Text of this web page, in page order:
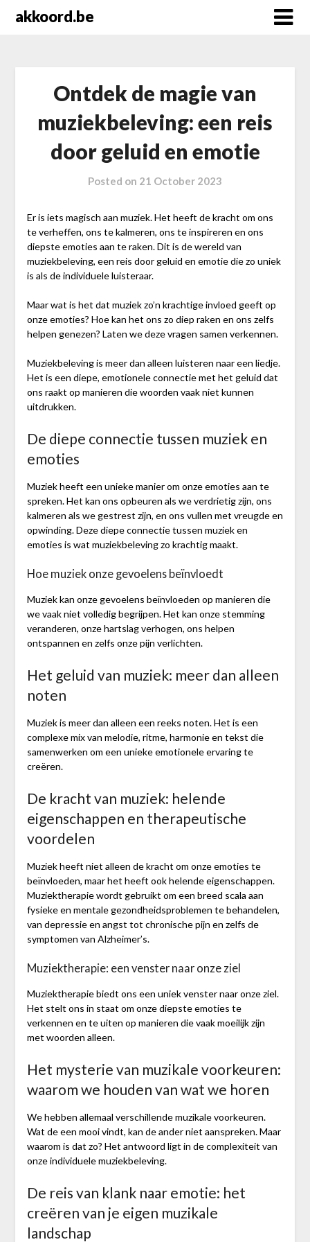
akkoord.be
Ontdek de magie van
muziekbeleving: een reis
door geluid en emotie
Posted on 21 October 2023
Er is iets magisch aan muziek. Het heeft de kracht om ons
te verheffen, ons te kalmeren, ons te inspireren en ons
diepste emoties aan te raken. Dit is de wereld van
muziekbeleving, een reis door geluid en emotie die zo uniek
is als de individuele luisteraar.
Maar wat is het dat muziek zo’n krachtige invloed geeft op
onze emoties? Hoe kan het ons zo diep raken en ons zelfs
helpen genezen? Laten we deze vragen samen verkennen.
Muziekbeleving is meer dan alleen luisteren naar een liedje.
Het is een diepe, emotionele connectie met het geluid dat
ons raakt op manieren die woorden vaak niet kunnen
uitdrukken.
De diepe connectie tussen muziek en
emoties
Muziek heeft een unieke manier om onze emoties aan te
spreken. Het kan ons opbeuren als we verdrietig zijn, ons
kalmeren als we gestrest zijn, en ons vullen met vreugde en
opwinding. Deze diepe connectie tussen muziek en
emoties is wat muziekbeleving zo krachtig maakt.
Hoe muziek onze gevoelens beïnvloedt
Muziek kan onze gevoelens beïnvloeden op manieren die
we vaak niet volledig begrijpen. Het kan onze stemming
veranderen, onze hartslag verhogen, ons helpen
ontspannen en zelfs onze pijn verlichten.
Het geluid van muziek: meer dan alleen
noten
Muziek is meer dan alleen een reeks noten. Het is een
complexe mix van melodie, ritme, harmonie en tekst die
samenwerken om een unieke emotionele ervaring te
creëren.
De kracht van muziek: helende
eigenschappen en therapeutische
voordelen
Muziek heeft niet alleen de kracht om onze emoties te
beïnvloeden, maar het heeft ook helende eigenschappen.
Muziektherapie wordt gebruikt om een breed scala aan
fysieke en mentale gezondheidsproblemen te behandelen,
van depressie en angst tot chronische pijn en zelfs de
symptomen van Alzheimer’s.
Muziektherapie: een venster naar onze ziel
Muziektherapie biedt ons een uniek venster naar onze ziel.
Het stelt ons in staat om onze diepste emoties te
verkennen en te uiten op manieren die vaak moeilijk zijn
met woorden alleen.
Het mysterie van muzikale voorkeuren:
waarom we houden van wat we horen
We hebben allemaal verschillende muzikale voorkeuren.
Wat de een mooi vindt, kan de ander niet aanspreken. Maar
waarom is dat zo? Het antwoord ligt in de complexiteit van
onze individuele muziekbeleving.
De reis van klank naar emotie: het
creëren van je eigen muzikale
landschap